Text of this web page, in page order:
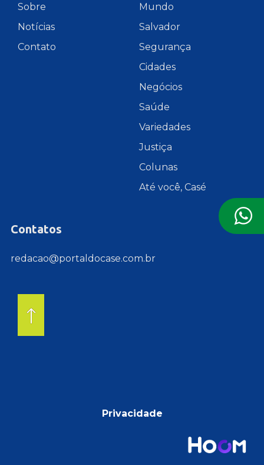
Sobre
Notícias
Contato
Mundo
Salvador
Segurança
Cidades
Negócios
Saúde
Variedades
Justiça
Colunas
Até você, Casé
Contatos
redacao@portaldocase.com.br
Privacidade